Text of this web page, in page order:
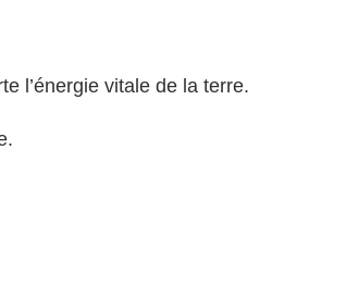
l’énergie vitale de la terre.